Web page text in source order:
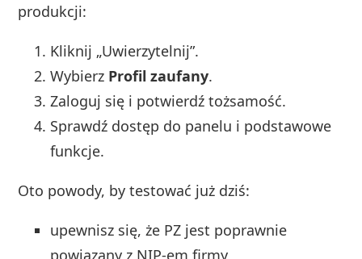
produkcji:
Kliknij „Uwierzytelnij”.
Wybierz Profil zaufany.
Zaloguj się i potwierdź tożsamość.
Sprawdź dostęp do panelu i podstawowe
funkcje.
Oto powody, by testować już dziś:
upewnisz się, że PZ jest poprawnie
powiązany z NIP-em firmy,